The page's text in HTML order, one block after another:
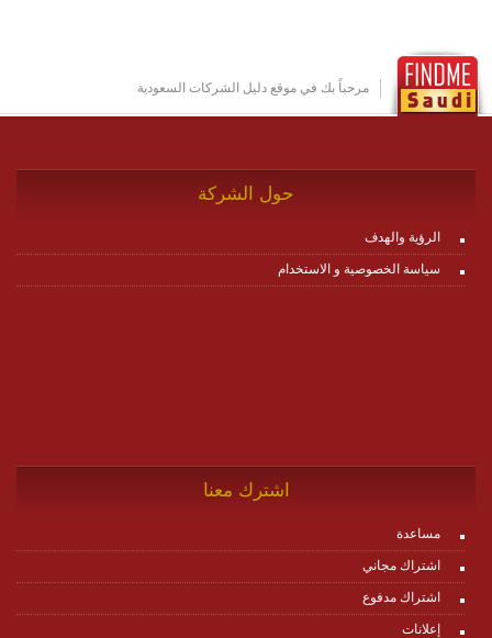
http://www.plutosms.com/zagel
مرحباً بك في موقع دليل الشركات السعودية
حول الشركة
الرؤية والهدف
سياسة الخصوصية و الاستخدام
اشترك معنا
مساعدة
اشتراك مجاني
اشتراك مدفوع
إعلانات